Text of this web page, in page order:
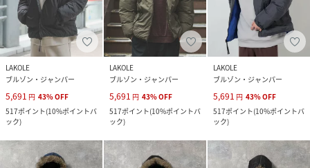
LAKOLE
ブルゾン・ジャンパー
5,691 円 43%OFF
517ポイント(10%ポイントバ
ック)
LAKOLE
ブルゾン・ジャンパー
5,691 円 43%OFF
517ポイント(10%ポイントバ
ック)
LAKOLE
ブルゾン・ジャンパー
5,691 円 43%OFF
517ポイント(10%ポイントバ
ック)